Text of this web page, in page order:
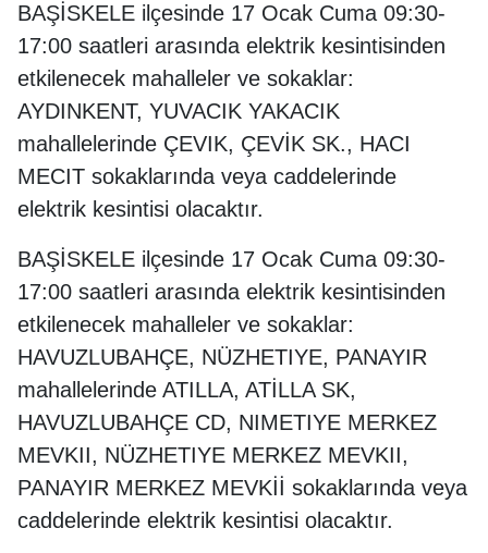
BAŞİSKELE ilçesinde 17 Ocak Cuma 09:30-
17:00 saatleri arasında elektrik kesintisinden
etkilenecek mahalleler ve sokaklar:
AYDINKENT, YUVACIK YAKACIK
mahallelerinde ÇEVIK, ÇEVİK SK., HACI
MECIT sokaklarında veya caddelerinde
elektrik kesintisi olacaktır.
BAŞİSKELE ilçesinde 17 Ocak Cuma 09:30-
17:00 saatleri arasında elektrik kesintisinden
etkilenecek mahalleler ve sokaklar:
HAVUZLUBAHÇE, NÜZHETIYE, PANAYIR
mahallelerinde ATILLA, ATİLLA SK,
HAVUZLUBAHÇE CD, NIMETIYE MERKEZ
MEVKII, NÜZHETIYE MERKEZ MEVKII,
PANAYIR MERKEZ MEVKİİ sokaklarında veya
caddelerinde elektrik kesintisi olacaktır.